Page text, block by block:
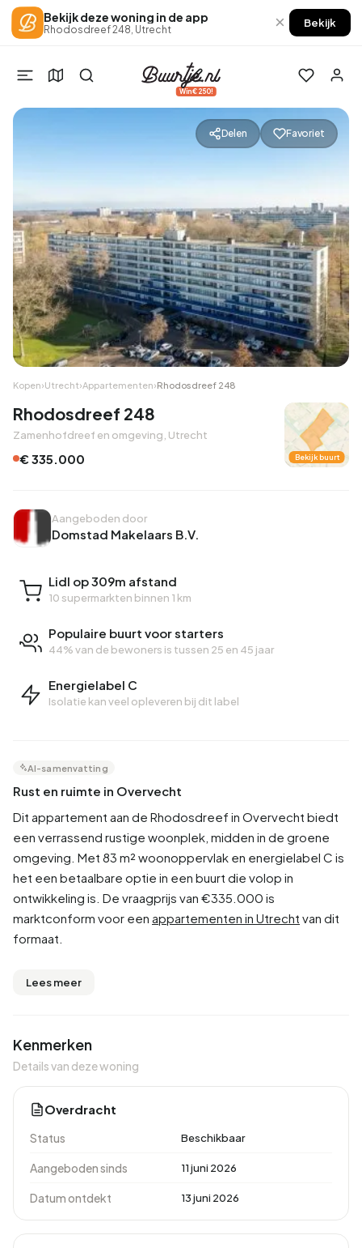
Bekijk deze woning in de app
Rhodosdreef 248, Utrecht × Bekijk
Win €250!
Delen Favoriet
Kopen›Utrecht›Appartementen›Rhodosdreef 248
Rhodosdreef 248
Zamenhofdreef en omgeving, Utrecht
€ 335.000 Bekijk buurt
Lidl op 309m afstand
10 supermarkten binnen 1 km
Populaire buurt voor starters
44% van de bewoners is tussen 25 en 45 jaar
Energielabel C
Isolatie kan veel opleveren bij dit label
AI-samenvatting
Rust en ruimte in Overvecht
Dit appartement aan de Rhodosdreef in Overvecht biedt
een verrassend rustige woonplek, midden in de groene
omgeving. Met 83 m² woonoppervlak en energielabel C is
het een betaalbare optie in een buurt die volop in
ontwikkeling is. De vraagprijs van €335.000 is
marktconform voor een appartementen in Utrecht van dit
formaat.
Lees meer
Kenmerken
Details van deze woning
Overdracht
Status Beschikbaar
Aangeboden sinds 11 juni 2026
Datum ontdekt 13 juni 2026
Aangeboden door
Domstad Makelaars B.V.